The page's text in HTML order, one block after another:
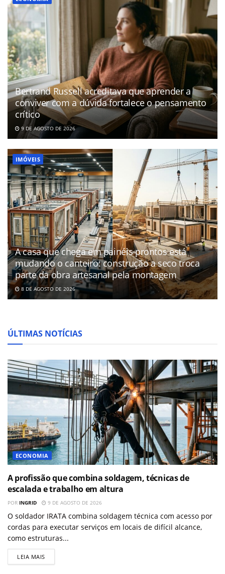
Bertrand Russell acreditava que aprender a
conviver com a dúvida fortalece o pensamento
crítico
9 DE AGOSTO DE 2026
IMÓVEIS
A casa que chega em painéis prontos está
mudando o canteiro: construção a seco troca
parte da obra artesanal pela montagem
8 DE AGOSTO DE 2026
ÚLTIMAS NOTÍCIAS
ECONOMIA
A profissão que combina soldagem, técnicas de
escalada e trabalho em altura
POR INGRID 9 DE AGOSTO DE 2026
O soldador IRATA combina soldagem técnica com acesso por
cordas para executar serviços em locais de difícil alcance,
como estruturas...
LEIA MAIS